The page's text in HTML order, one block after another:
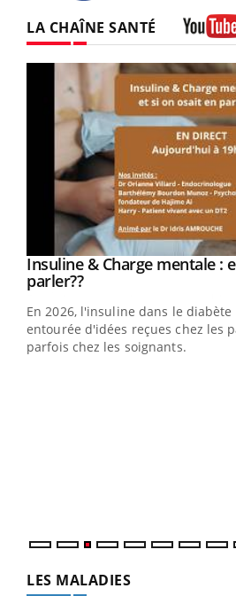
LA CHAÎNE SANTÉ
Youtube
Insuline & Charge mentale :
parler??Youtube
En 2026, l'insuline dans le
entourée d'idées reçues chez les
parfois chez les soignants.
LES MALADIES